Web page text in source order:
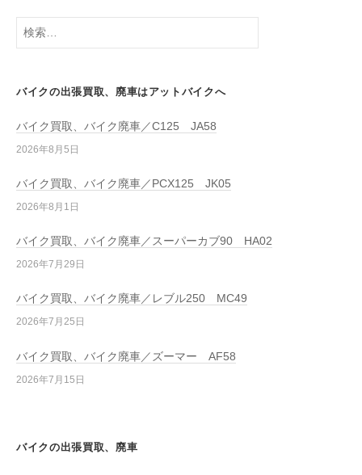
バイクの出張買取、廃車はアットバイクへ
バイク買取、バイク廃車／C125 JA58
2026年8月5日
バイク買取、バイク廃車／PCX125 JK05
2026年8月1日
バイク買取、バイク廃車／スーパーカブ90 HA02
2026年7月29日
バイク買取、バイク廃車／レブル250 MC49
2026年7月25日
バイク買取、バイク廃車／ズーマー AF58
2026年7月15日
バイクの出張買取、廃車